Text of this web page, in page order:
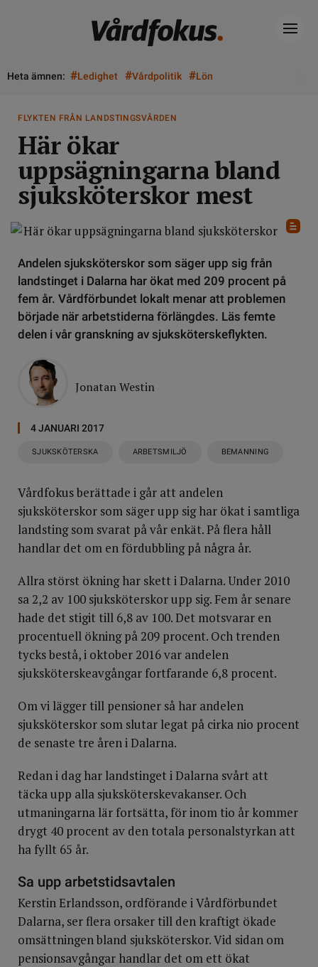
Heta ämnen: #Ledighet #Vårdpolitik #Lön
FLYKTEN FRÅN LANDSTINGSVÅRDEN
Här ökar
uppsägningarna bland
sjuksköterskor mest
Andelen sjuksköterskor som säger upp sig från
landstinget i Dalarna har ökat med 209 procent på
fem år. Vårdförbundet lokalt menar att problemen
började när arbetstiderna förlängdes. Läs femte
delen i vår granskning av sjuksköterskeflykten.
Jonatan Westin
4 JANUARI 2017
SJUKSKÖTERSKA ARBETSMILJÖ BEMANNING
Vårdfokus berättade i går att andelen
sjuksköterskor som säger upp sig har ökat i samtliga
landsting som svarat på vår enkät. På flera håll
handlar det om en fördubbling på några år.
Allra störst ökning har skett i Dalarna. Under 2010
sa 2,2 av 100 sjuksköterskor upp sig. Fem år senare
hade det stigit till 6,8 av 100. Det motsvarar en
procentuell ökning på 209 procent. Och trenden
tycks bestå, i oktober 2016 var andelen
sjuksköterskeavgångar fortfarande 6,8 procent.
Om vi lägger till pensioner så har andelen
sjuksköterskor som slutar legat på cirka nio procent
de senaste tre åren i Dalarna.
Redan i dag har landstinget i Dalarna svårt att
täcka upp alla sjuksköterskevakanser. Och
utmaningarna lär fortsätta, för inom tio år kommer
drygt 40 procent av den totala personalstyrkan att
ha fyllt 65 år.
Sa upp arbetstidsavtalen
Kerstin Erlandsson, ordförande i Vårdförbundet
Dalarna, ser flera orsaker till den kraftigt ökade
omsättningen bland sjuksköterskor. Vid sidan om
pensionsavgångar handlar det om ett ökat